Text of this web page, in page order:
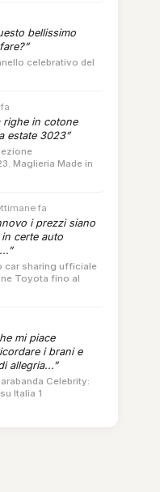
bellissimo
celebrativo del
righe in cotone
estate 3023”
Maglieria Made in
fa
i prezzi siano
certe auto
car sharing ufficiale
Toyota fino al
mi piace
i brani e
allegria...”
Celebrity:
Italia 1